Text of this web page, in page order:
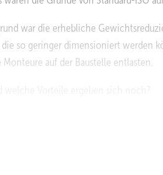
war die erhebliche
so geringer dimensioniert werden
Monteure auf der Baustelle entlasten.